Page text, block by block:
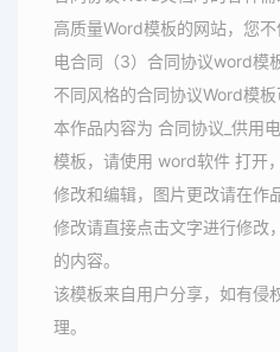
高质量Word模板的网站，您
电合同（3）合同协议word模
不同风格的合同协议Word模板
本作品内容为 合同协议_供用
模板，请使用 word软件 打开
修改和编辑，图片更改请在作
修改请直接点击文字进行修改
的内容。
该模板来自用户分享，如有侵
理。